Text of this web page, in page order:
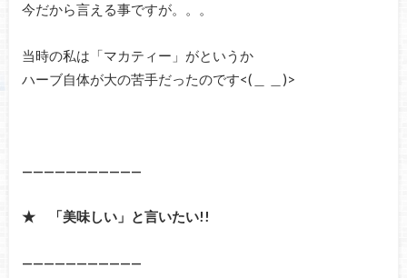
今だから言える事ですが。。。
当時の私は「マカティー」がというか
ハーブ自体が大の苦手だったのです<(＿ ＿)>
———————————
★ 「美味しい」と言いたい!!
———————————